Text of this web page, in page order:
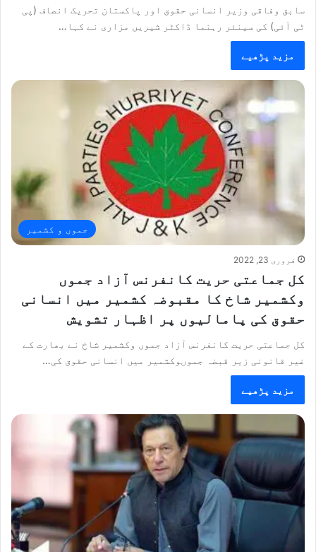
سابق وفاقی وزیر انسانی حقوق اور پاکستان تحریک انصاف (پی
ٹی آئی) کی سینئر رہنما ڈاکٹر شیریں مزاری نے کہا…
مزید پڑھیے
جموں و کشمیر
فروری 23, 2022
کل جماعتی حریت کانفرنس آزاد جموں
وکشمیر شاخ کا مقبوضہ کشمیر میں انسانی
حقوق کی پامالیوں پر اظہار تشویش
کل جماعتی حریت کانفرنس آزاد جموں وکشمیر شاخ نے بھارت کے
غیر قانونی زیر قبضہ جموںوکشمیر میں انسانی حقوق کی…
مزید پڑھیے